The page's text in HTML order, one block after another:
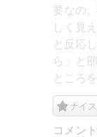
要なの
しく見
と反応
ら」と
ところ
ナイス
コメン